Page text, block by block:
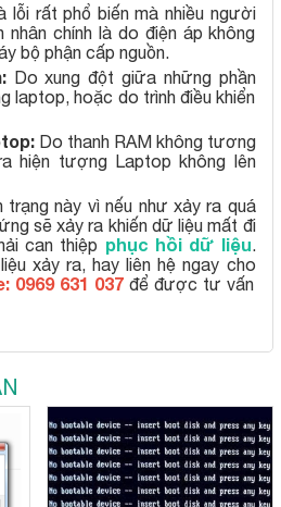
lỗi rất phổ biến mà nhiều người
nhân chính là do điện áp không
bộ phận cấp nguồn.
Do xung đột giữa những phần
laptop, hoặc do trình điều khiển
Do thanh RAM không tương
hiện tượng Laptop không lên
trạng này vì nếu như xảy ra quá
sẽ xảy ra khiến dữ liệu mất đi
can thiệp phục hồi dữ liệu.
xảy ra, hay liên hệ ngay cho
0969 631 037 để được tư vấn